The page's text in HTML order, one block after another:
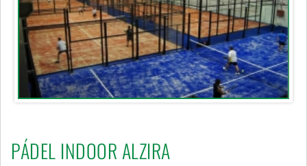
PÁDEL INDOOR ALZIRA